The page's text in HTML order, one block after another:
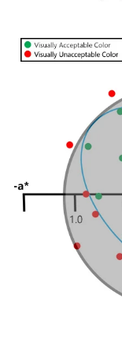
Pengukuran
Kasus
Webinar
Permintaan